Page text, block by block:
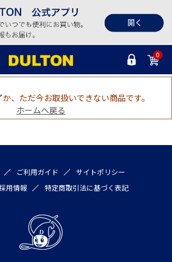
0
、ただ今お取扱いできない商品です。
ホームへ戻る
ご利用ガイド
サイトポリシー
用情報 特定商取引法に基づく表記